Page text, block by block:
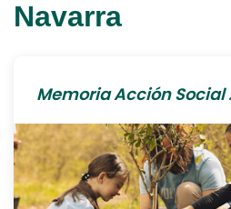
Navarra
Memoria Acción Social